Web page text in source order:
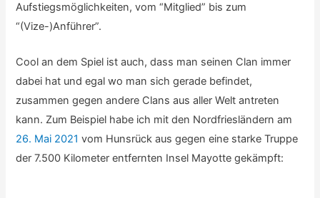
Aufstiegsmöglichkeiten, vom “Mitglied” bis zum
“(Vize-)Anführer”.
Cool an dem Spiel ist auch, dass man seinen Clan immer
dabei hat und egal wo man sich gerade befindet,
zusammen gegen andere Clans aus aller Welt antreten
kann. Zum Beispiel habe ich mit den Nordfriesländern am
26. Mai 2021 vom Hunsrück aus gegen eine starke Truppe
der 7.500 Kilometer entfernten Insel Mayotte gekämpft: